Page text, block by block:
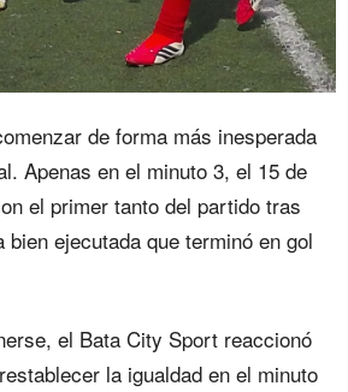
de forma más inesperada
Apenas en el minuto 3, el 15 de
el primer tanto del partido tras
bien ejecutada que terminó en gol
el Bata City Sport reaccionó
la igualdad en el minuto